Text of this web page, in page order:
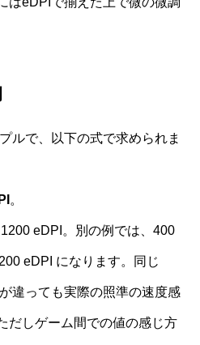
ルで、以下の式で求められま
。
eDPI。別の例では、400
eDPI になります。同じ
違っても実際の照準の速度感
だしゲーム間での値の感じ方